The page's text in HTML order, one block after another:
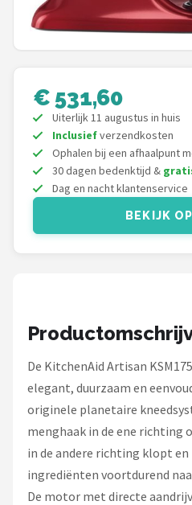
Moulinex
KitchenAid
Magimix
Braun
Bardi
Philips
Alle merken →
€ 531,60
Uiterlijk 11 augustus in huis
Inclusiefverzendkosten
Ophalen bij een afhaalpunt
30 dagen bedenktijd &
Dag en nacht klantenservice
BEKIJK
De KitchenAid Artisan
elegant, duurzaam en
originele planetaire
menghaak in de ene richting
in de andere richting klopt en
ingrediënten voortdurend
De motor met directe